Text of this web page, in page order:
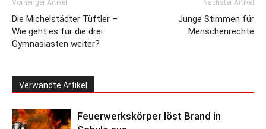
Vorheriger Artikel
Die Michelstädter Tüftler –
Wie geht es für die drei
Gymnasiasten weiter?
Nächster Artikel
Junge Stimmen für
Menschenrechte
Verwandte Artikel
Feuerwerkskörper löst Brand in